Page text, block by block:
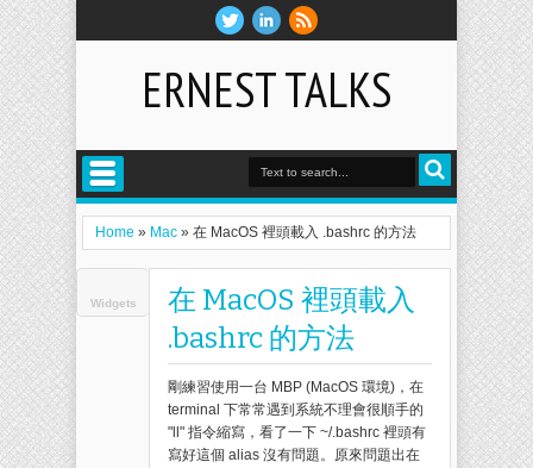
ERNEST TALKS
Home » Mac » 在 MacOS 裡頭載入 .bashrc 的方法
Widgets
在 MacOS 裡頭載入
.bashrc 的方法
剛練習使用一台 MBP (MacOS 環境)，在
terminal 下常常遇到系統不理會很順手的
"ll" 指令縮寫，看了一下 ~/.bashrc 裡頭有
寫好這個 alias 沒有問題。原來問題出在